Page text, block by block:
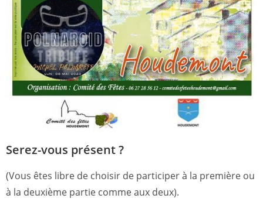
Serez-vous présent ?
(Vous êtes libre de choisir de participer à la première ou
à la deuxième partie comme aux deux).